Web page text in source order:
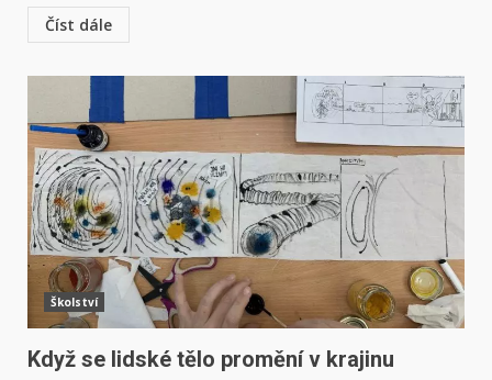
Číst dále
Školství
Když se lidské tělo promění v krajinu